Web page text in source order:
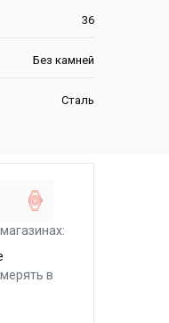
36
Без камней
Сталь
в